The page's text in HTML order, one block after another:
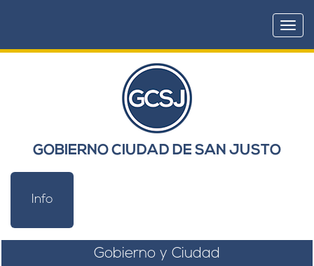
GOBIERNO CIUDAD DE SAN JUSTO
Info
Gobierno y Ciudad